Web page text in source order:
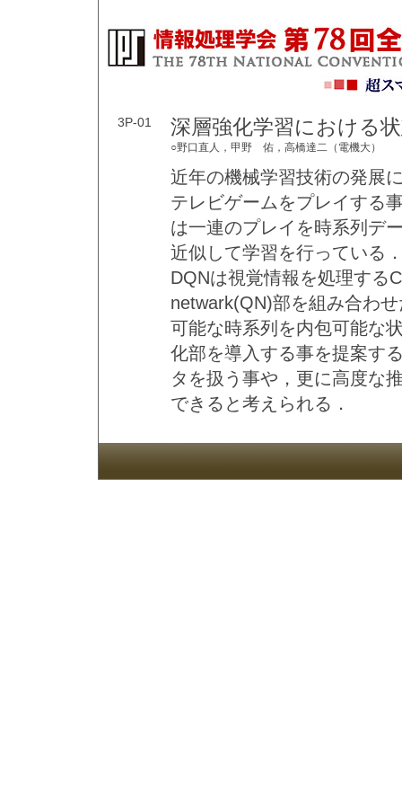
3P-01 深層強化学習における
○野口直人，甲野 佑，高橋達二（電機大）
近年の機械学習技術の発展
テレビゲームをプレイする
は一連のプレイを時系列デ
近似して学習を行っている
DQNは視覚情報を処理する
netwark(QN)部を組み合わ
可能な時系列を内包可能な
化部を導入する事を提案す
タを扱う事や，更に高度な
できると考えられる．